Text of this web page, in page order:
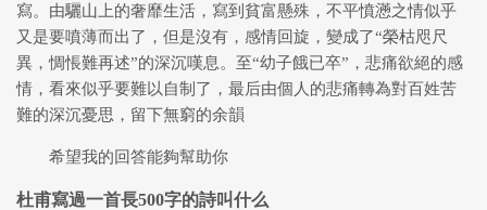
寫。由驪山上的奢靡生活，寫到貧富懸殊，不平憤懣之情似乎
又是要噴薄而出了，但是沒有，感情回旋，變成了“榮枯咫尺
異，惆悵難再述”的深沉嘆息。至“幼子餓已卒”，悲痛欲絕的感
情，看來似乎要難以自制了，最后由個人的悲痛轉為對百姓苦
難的深沉憂思，留下無窮的余韻
希望我的回答能夠幫助你
杜甫寫過一首長500字的詩叫什么